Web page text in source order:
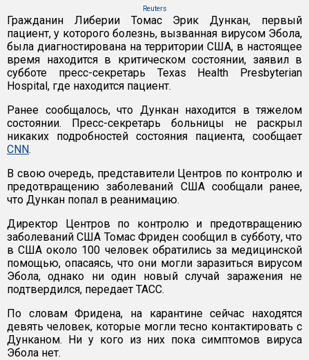
Reuters
Гражданин Либерии Томас Эрик Дункан, первый
пациент, у которого болезнь, вызванная вирусом Эбола,
была диагностирована на территории США, в настоящее
время находится в критическом состоянии, заявил в
субботе пресс-секретарь Texas Health Presbyterian
Hospital, где находится пациент.
Ранее сообщалось, что Дункан находится в тяжелом
состоянии. Пресс-секретарь больницы не раскрыл
никаких подробностей состояния пациента, сообщает
CNN.
В свою очередь, представители Центров по контролю и
предотвращению заболеваний США сообщали ранее,
что Дункан попал в реанимацию.
Директор Центров по контролю и предотвращению
заболеваний США Томас Фриден сообщил в субботу, что
в США около 100 человек обратились за медицинской
помощью, опасаясь, что они могли заразиться вирусом
Эбола, однако ни один новый случай заражения не
подтвердился, передает ТАСС.
По словам Фридена, на карантине сейчас находятся
девять человек, которые могли тесно контактировать с
Дунканом. Ни у кого из них пока симптомов вируса
Эбола нет.